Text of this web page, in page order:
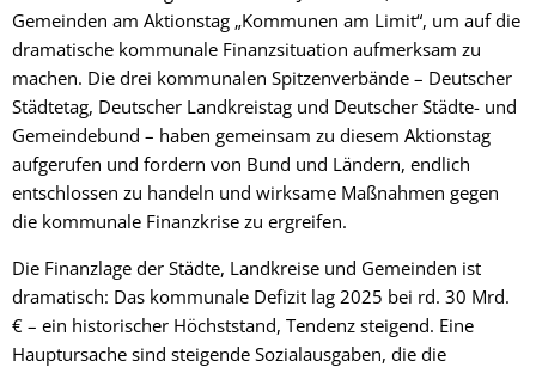
Gemeinden am Aktionstag „Kommunen am Limit“, um auf die
dramatische kommunale Finanzsituation aufmerksam zu
machen. Die drei kommunalen Spitzenverbände – Deutscher
Städtetag, Deutscher Landkreistag und Deutscher Städte- und
Gemeindebund – haben gemeinsam zu diesem Aktionstag
aufgerufen und fordern von Bund und Ländern, endlich
entschlossen zu handeln und wirksame Maßnahmen gegen
die kommunale Finanzkrise zu ergreifen.
Die Finanzlage der Städte, Landkreise und Gemeinden ist
dramatisch: Das kommunale Defizit lag 2025 bei rd. 30 Mrd.
€ – ein historischer Höchststand, Tendenz steigend. Eine
Hauptursache sind steigende Sozialausgaben, die die